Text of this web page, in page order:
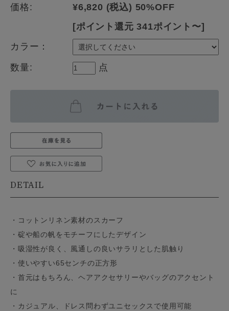
価格:
¥6,820 (税込) 50%OFF
[ポイント還元 341ポイント〜]
カラー：
数量: 点
DETAIL
・コットンリネン素材のスカーフ
・碇や船の帆をモチーフにしたデザイン
・吸湿性が良く、風通しの良いサラリとした肌触り
・使いやすい65センチの正方形
・首元はもちろん、ヘアアクセサリーやバッグのアクセント
に
・カジュアル、ドレス問わずユニセックスで使用可能